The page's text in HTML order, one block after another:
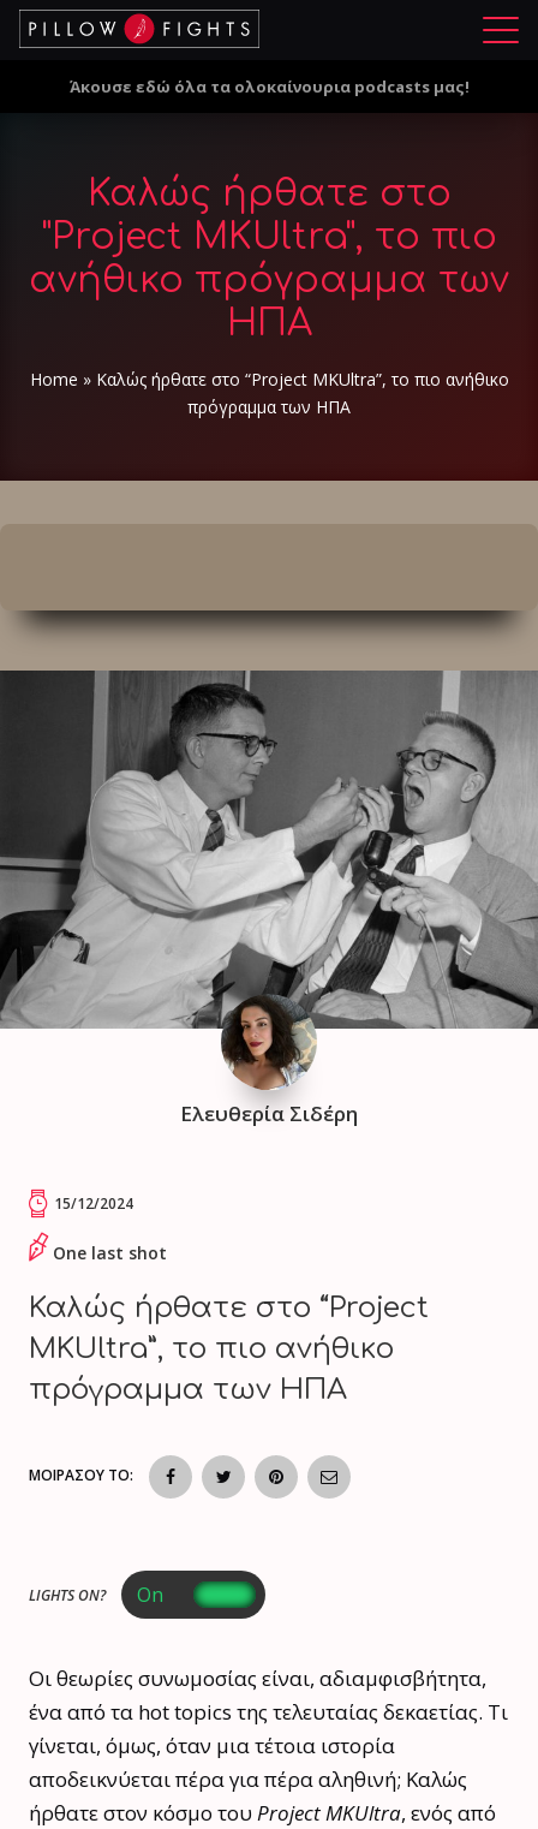
Μ
ο
Άκουσε εδώ όλα τα ολοκαίνουρια podcasts μας!
Καλώς ήρθατε στο
"Project MKUltra", το πιο
ανήθικο πρόγραμμα των
ΗΠΑ
Home » Καλώς ήρθατε στο “Project MKUltra”, το πιο ανήθικο
πρόγραμμα των ΗΠΑ
Ελευθερία Σιδέρη
15/12/2024
One last shot
Καλώς ήρθατε στο “Project
MKUltra”, το πιο ανήθικο
πρόγραμμα των ΗΠΑ
ΜΟΙΡΑΣΟΥ ΤΟ:
LIGHTS ON?
Οι θεωρίες συνωμοσίας είναι, αδιαμφισβήτητα,
ένα από τα hot topics της τελευταίας δεκαετίας. Τι
γίνεται, όμως, όταν μια τέτοια ιστορία
αποδεικνύεται πέρα για πέρα αληθινή; Καλώς
ήρθατε στον κόσμο του Project MKUltra, ενός από